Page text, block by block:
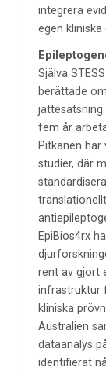
integrera
egen
Själva
berättade
fem år
Pitkänen
studier, där
EpiBios4rx
rent av gjort
infrastruktur
kliniska
Australien
dataanalys
identifierat